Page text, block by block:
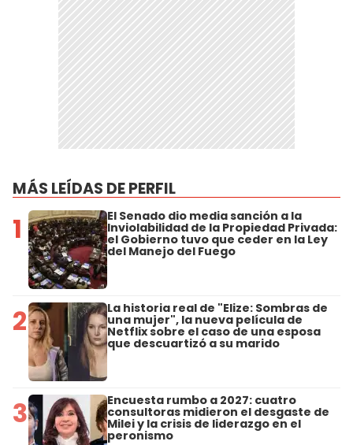
MÁS LEÍDAS DE PERFIL
1 El Senado dio media sanción a la
Inviolabilidad de la Propiedad Privada:
el Gobierno tuvo que ceder en la Ley
del Manejo del Fuego
2 La historia real de "Elize: Sombras de
una mujer", la nueva película de
Netflix sobre el caso de una esposa
que descuartizó a su marido
3 Encuesta rumbo a 2027: cuatro
consultoras midieron el desgaste de
Milei y la crisis de liderazgo en el
peronismo